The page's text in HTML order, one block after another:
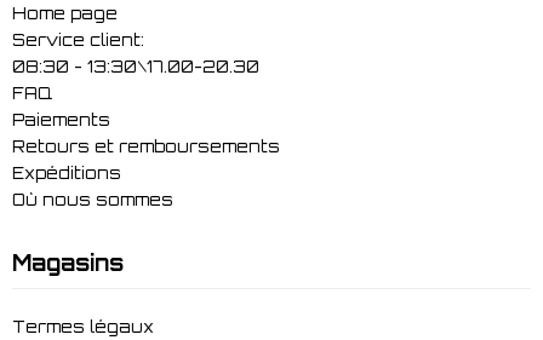
Home page
Service client:
08:30 - 13:30\17.00-20.30
FAQ
Paiements
Retours et remboursements
Expéditions
Où nous sommes
Magasins
Termes légaux